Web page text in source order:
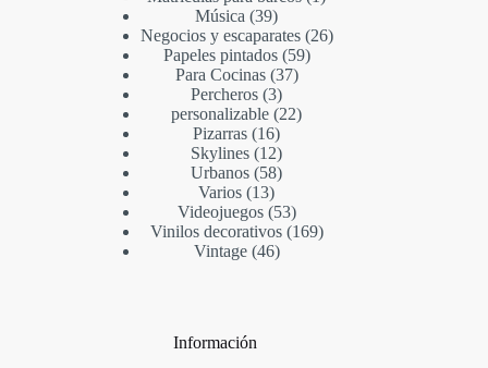
Música 39
Negocios y escaparates 26
Papeles pintados 59
Para Cocinas 37
Percheros 3
personalizable 22
Pizarras 16
Skylines 12
Urbanos 58
Varios 13
Videojuegos 53
Vinilos decorativos 169
Vintage 46
Información